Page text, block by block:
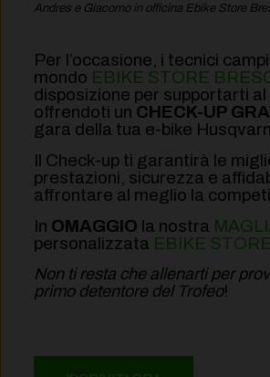
Andres e Giacomo in officina Ebike Store
Per l’occasione, i tecnici
mondo EBIKE STORE
disposizione per supportarti
offrendoti un CHECK-UP
gara della tua e-bike
Il Check-up ti garantirà le
prestazioni, sicurezza e
affrontare al meglio la
In OMAGGIO la nostra
personalizzata EBIKE
Non ti resta che allenarti per
primo detentore del Trofeo!